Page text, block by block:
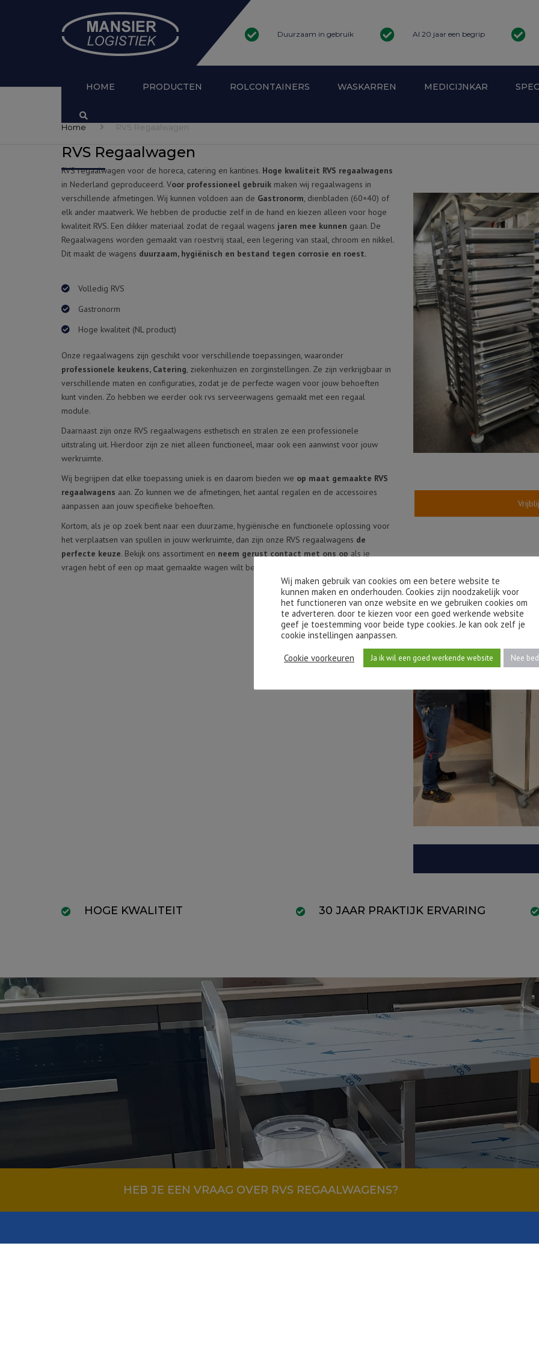
Duurzaam in gebruik Al 20 jaar een begrip
HOME PRODUCTEN
ALLE PRODUCTEN
MEDICIJNKAR
RVS TRANSPORTWAGENS OP
ROLCONTAINERS ANTIDIEFSTAL ROLCONTAINERS
STANDAARD COMBIWAGENS
TRANSPORTWAGENS
RVS ORDERPICKWAGEN
RVS REGAALWAGEN
ALUMINIUM TRANSPORTWAGEN
ELEKTROTREKKERS ROLCONTAINER TREKKER
ELEKTROTREKKER STAAND
MODEL
ELEKTROTREKKER ZIT MODEL
STOELVERPLAATSER THE
MOOVE
RVS HOOG LAAG TAFELS
DESINFECTIEZUIL DE VIAND
STELLINGEN EN OPSLAG
FLIGHTCASE OP MAAT
ROLCONTAINERS
AFSLUITBARE ROLCONTAINER
WASKARREN
WASKARREN ZORG
MEDICIJNKAR
Home RVS Regaalwagen
RVS Regaalwagen
RVS regaalwagen voor de horeca, catering en kantines. Hoge kwaliteit RVS regaalwagens
in Nederland geproduceerd. Voor professioneel gebruik maken wij regaalwagens in
verschillende afmetingen. Wij kunnen voldoen aan de Gastronorm, dienbladen (60×40) of
elk ander maatwerk. We hebben de productie zelf in de hand en kiezen alleen voor hoge
kwaliteit RVS. Een dikker materiaal zodat de regaal wagens jaren mee kunnen gaan. De
Regaalwagens worden gemaakt van roestvrij staal, een legering van staal, chroom en nikkel.
Dit maakt de wagens duurzaam, hygiënisch en bestand tegen corrosie en roest.
Volledig RVS
Gastronorm
Hoge kwaliteit (NL product)
Onze regaalwagens zijn geschikt voor verschillende toepassingen, waaronder
professionele keukens, Catering, ziekenhuizen en zorginstellingen. Ze zijn verkrijgbaar in
verschillende maten en configuraties, zodat je de perfecte wagen voor jouw behoeften
kunt vinden. Zo hebben we eerder ook rvs serveerwagens gemaakt met een regaal
module.
Daarnaast zijn onze RVS regaalwagens esthetisch en stralen ze een professionele
uitstraling uit. Hierdoor zijn ze niet alleen functioneel, maar ook een aanwinst voor jouw
werkruimte.
Wij begrijpen dat elke toepassing uniek is en daarom bieden we op maat gemaakte RVS
regaalwagens aan. Zo kunnen we de afmetingen, het aantal regalen en de accessoires
aanpassen aan jouw specifieke behoeften.
Kortom, als je op zoek bent naar een duurzame, hygiënische en functionele oplossing voor
het verplaatsen van spullen in jouw werkruimte, dan zijn onze RVS regaalwagens de
perfecte keuze. Bekijk ons assortiment en neem gerust contact met ons op als je
vragen hebt of een op maat gemaakte wagen wilt bestellen.
HOGE KWALITEIT 30 JAAR PRAKTIJK ERVARING
HEB JE EEN VRAAG OVER RVS REGAALWAGENS?
Wij maken gebruik van cookies om een betere website te
kunnen maken en onderhouden. Cookies zijn noodzakelijk voor
het functioneren van onze website en we gebruiken cookies om
te adverteren. door te kiezen voor een goed werkende website
geef je toestemming voor beide type cookies. Je kan ook zelf je
cookie instellingen aanpassen.
Cookie voorkeuren
Ja ik wil een goed werkende website Nee